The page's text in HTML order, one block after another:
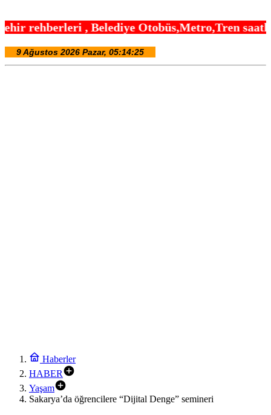
, Belediye Otobüs,Metro,Tren saatleri
Haberler
HABER
Yaşam
Sakarya’da öğrencilere “Dijital Denge” semineri